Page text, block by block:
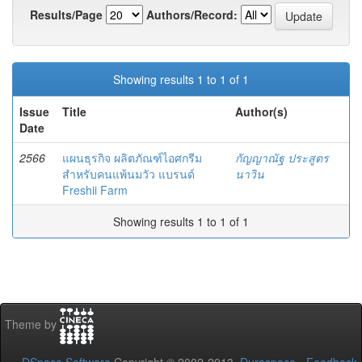
Results/Page
Authors/Record:
Showing results 1 to 1 of 1
Issue
Date
Title Author(s)
2566
แผนธุรกิจ ผลิตภัณฑ์ไอศกรีม
สำหรับคนแพ้นมวัว แบรนด์
Freshii Farm
กัญญาณัฐ ประสูตร
นาวิน
Showing results 1 to 1 of 1
Theme by